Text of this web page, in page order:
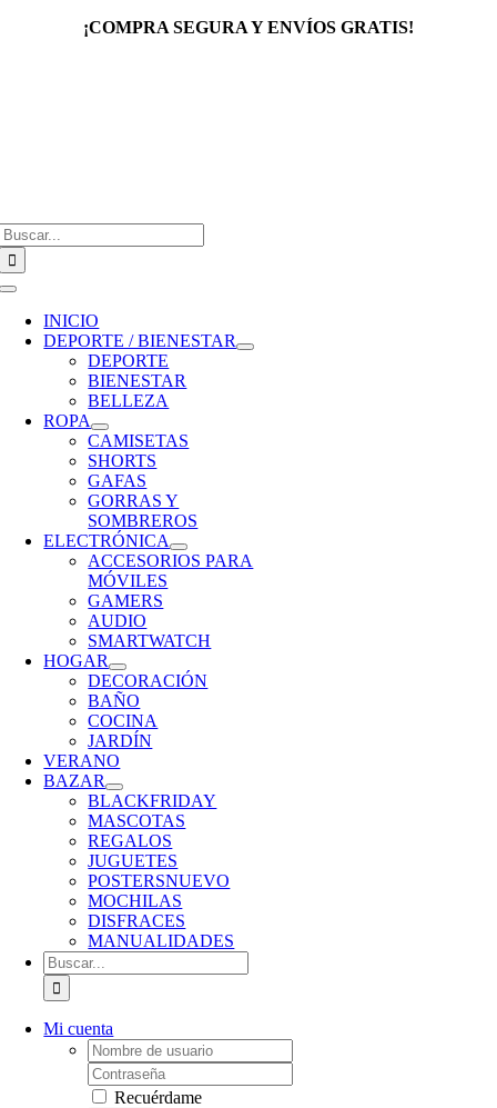
¡COMPRA SEGURA Y ENVÍOS GRATIS!
Toggle
Navigation
INICIO
DEPORTE / BIENESTAR
DEPORTE
BIENESTAR
BELLEZA
ROPA
CAMISETAS
SHORTS
GAFAS
GORRAS Y
SOMBREROS
ELECTRÓNICA
ACCESORIOS PARA
MÓVILES
GAMERS
AUDIO
SMARTWATCH
HOGAR
DECORACIÓN
BAÑO
COCINA
JARDÍN
VERANO
BAZAR
BLACKFRIDAY
MASCOTAS
REGALOS
JUGUETES
POSTERSNUEVO
MOCHILAS
DISFRACES
MANUALIDADES
Buscar:
Mi cuenta
Username:
Password:
Recuérdame